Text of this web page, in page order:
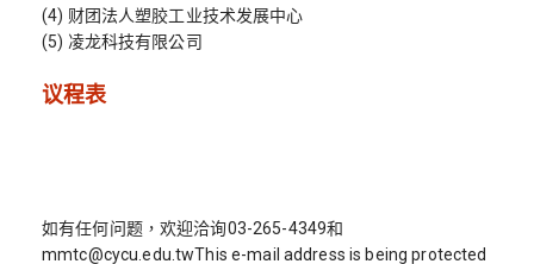
(4) 财团法人塑胶工业技术发展中心
(5) 凌龙科技有限公司
议程表
如有任何问题，欢迎洽询03-265-4349和
mmtc@cycu.edu.twThis e-mail address is being protected